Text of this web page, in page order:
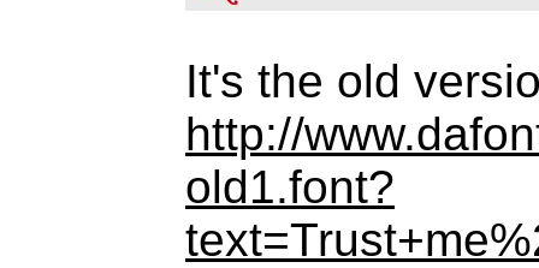
It's the old
http://
old1.font?